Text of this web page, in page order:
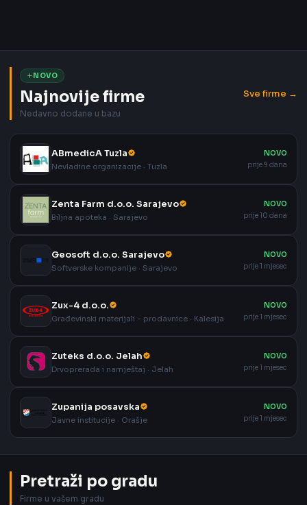
NOVO
Najnovije firme
Nedavno dodane u bazu
Sve firme →
ABmedicA Tuzla
Nevladine organizacije · Tuzla
NOVO
prije 9 dana
Zenta Farm d.o.o. Sarajevo
Biljna apoteka · Sarajevo
NOVO
prije 10 dana
Geosoft d.o.o. Sarajevo
Softverske kompanije · Sarajevo
NOVO
prije 1 mjesec
Zux-4 d.o.o.
Građevinski materijali - prodavnice · Kalesija
NOVO
prije 1 mjesec
Zuteks d.o.o. Jelah
Drvoprerada i namještaj · Jelah
NOVO
prije 1 mjesec
Zupanija posavska
Javne institucije · Orašje
NOVO
prije 1 mjesec
Pretraži po gradu
Firme u vašem gradu